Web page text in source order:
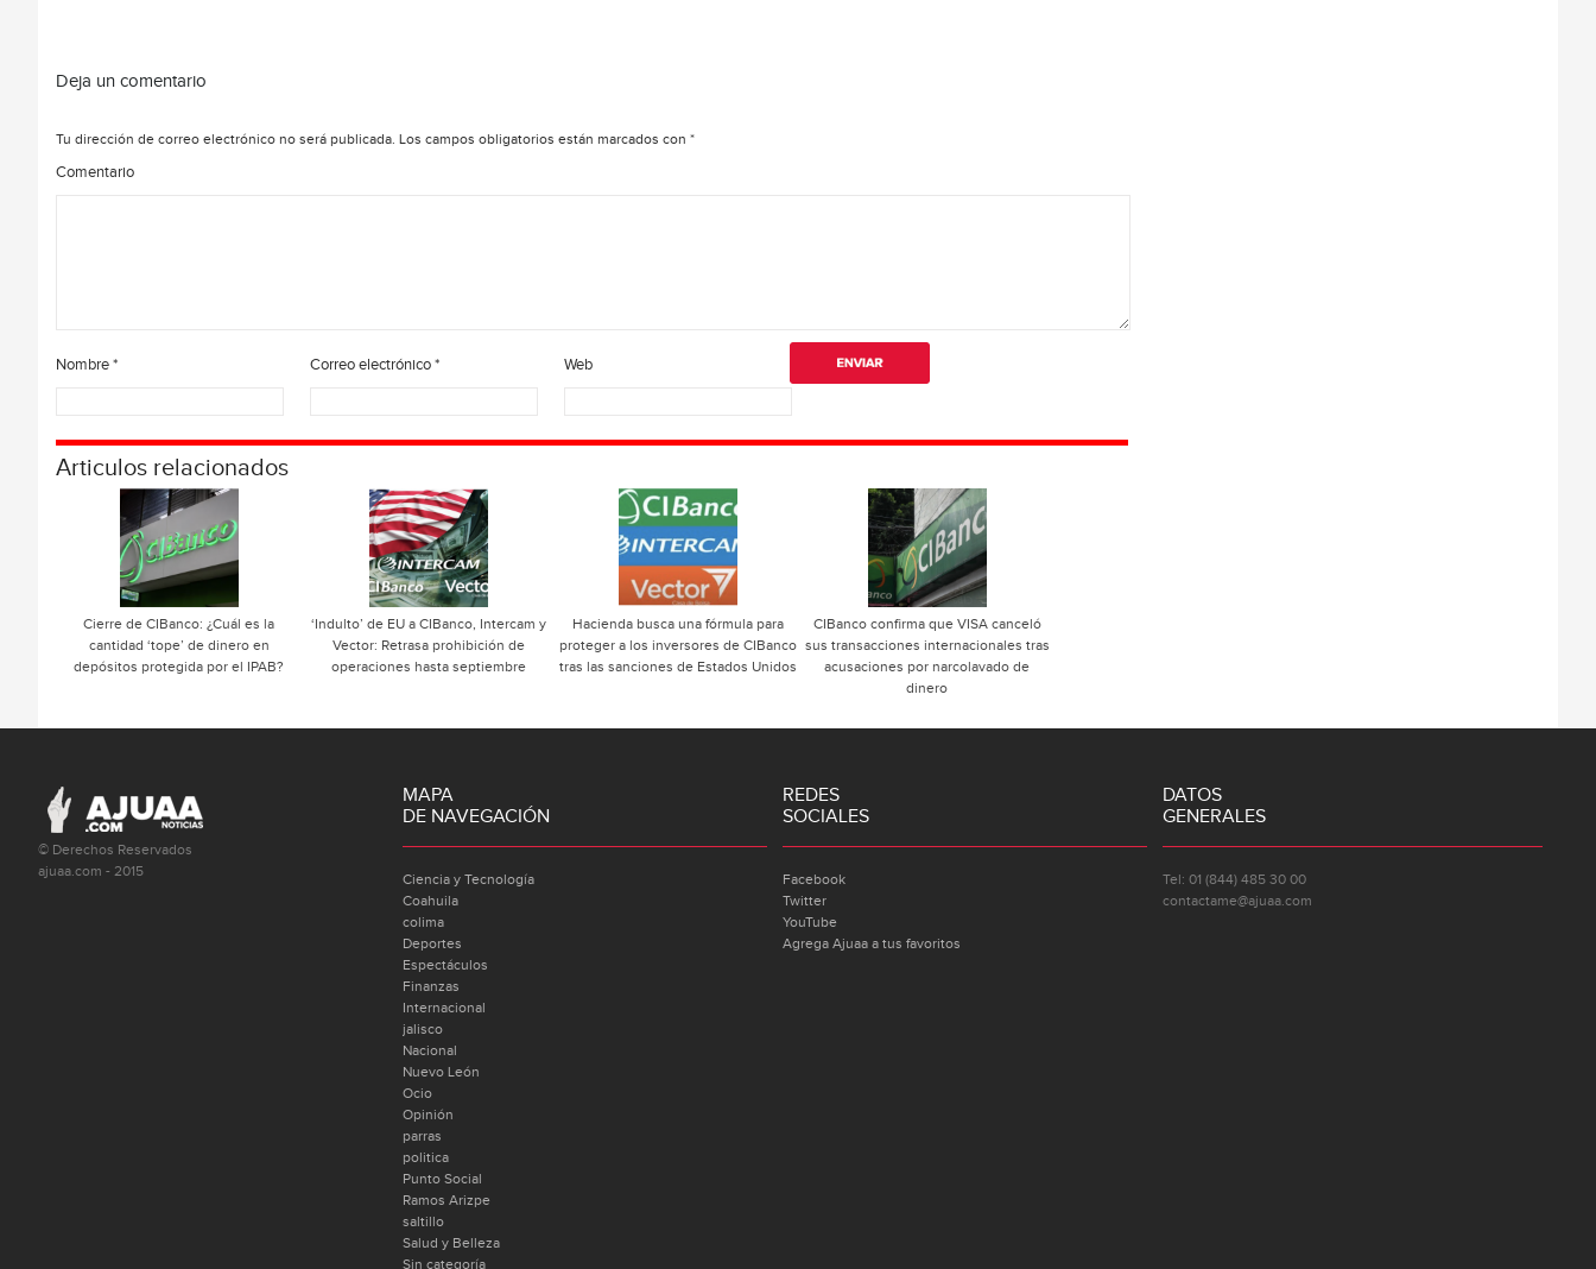
Deja un comentario
Tu dirección de correo electrónico no será publicada. Los campos obligatorios están marcados con *
Comentario
Nombre* Correo electrónico* Web
Articulos relacionados
Cierre de CIBanco: ¿Cuál es la
cantidad ‘tope’ de dinero en
depósitos protegida por el IPAB?
‘Indulto’ de EU a CIBanco, Intercam y
Vector: Retrasa prohibición de
operaciones hasta septiembre
Hacienda busca una fórmula para
proteger a los inversores de CIBanco
tras las sanciones de Estados Unidos
CIBanco confirma que VISA canceló
sus transacciones internacionales tras
acusaciones por narcolavado de
dinero
© Derechos Reservados
ajuaa.com - 2015
MAPA
DE NAVEGACIÓN
Ciencia y Tecnología
Coahuila
colima
Deportes
Espectáculos
Finanzas
Internacional
jalisco
Nacional
Nuevo León
Ocio
Opinión
parras
politica
Punto Social
Ramos Arizpe
saltillo
Salud y Belleza
Sin categoría
REDES
SOCIALES
Facebook
Twitter
YouTube
Agrega Ajuaa a tus favoritos
DATOS
GENERALES
Tel: 01 (844) 485 30 00
contactame@ajuaa.com